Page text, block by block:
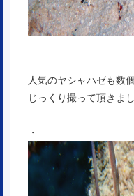
人気のヤシャハゼも数
じっくり撮って頂きま
・